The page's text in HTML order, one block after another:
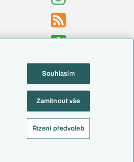
Souhlasím
Zamítnout vše
Řízení předvoleb